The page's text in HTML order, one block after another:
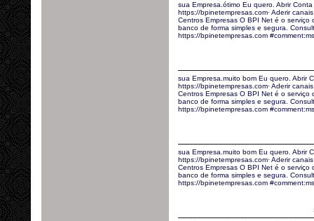
sua Empresa.ótimo Eu quero. Abrir
https://bpinetempresas.com· Aderir
Centros Empresas O BPI Net é o
banco de forma simples e segura.
https://bpinetempresas.com
sua Empresa.muito bom Eu quero. Abrir
https://bpinetempresas.com· Aderir
Centros Empresas O BPI Net é o
banco de forma simples e segura.
https://bpinetempresas.com
sua Empresa.muito bom Eu quero. Abrir
https://bpinetempresas.com· Aderir
Centros Empresas O BPI Net é o
banco de forma simples e segura.
https://bpinetempresas.com